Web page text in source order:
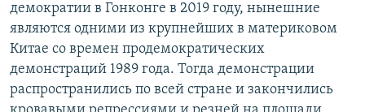
демократии в Гонконге в 2019 году, нынешние
являются одними из крупнейших в материковом
Китае со времен продемократических
демонстраций 1989 года. Тогда демонстрации
распространились по всей стране и закончились